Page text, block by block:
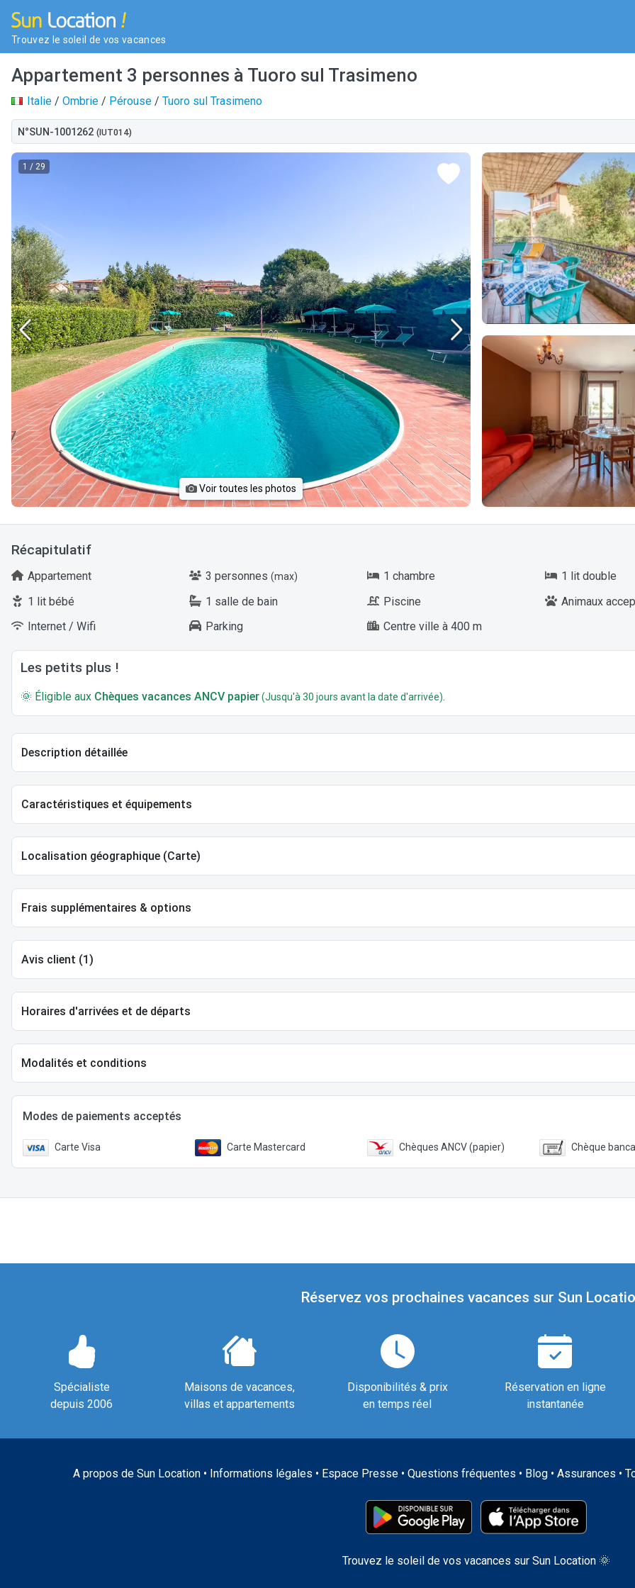
Trouvez le soleil de vos vacances
Appartement 3 personnes à Tuoro sul Trasimeno
Italie / Ombrie / Pérouse / Tuoro sul Trasimeno
N°SUN-1001262 (IUT014)
1 / 29
Voir toutes les photos
Récapitulatif
Appartement 3 personnes (max) 1 chambre
1 lit double
1 lit bébé
1 salle de bain Piscine
Animaux
Internet / Wifi
Parking Centre ville à 400 m
Les petits plus !
🌞 Éligible aux Chèques vacances ANCV papier(Jusqu'à 30 jours avant la date d'arrivée).
Description détaillée
Caractéristiques et équipements
Localisation géographique (Carte)
Frais supplémentaires & options
Avis client (1)
Horaires d'arrivées et de départs
Modalités et conditions
Modes de paiements acceptés
Carte Visa Carte Mastercard Chèques ANCV (papier) Chèque
Réservez vos prochaines vacances sur Sun
Spécialiste
depuis 2006
Maisons de vacances,
villas et appartements
Disponibilités & prix
en temps réel
Réservation en ligne
instantanée
A propos de Sun Location• Informations légales • Espace Presse• Questions fréquentes • Blog• Assurances •
Trouvez le soleil de vos vacances sur Sun Location 🌞